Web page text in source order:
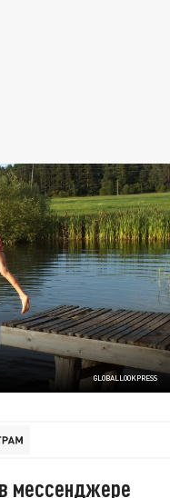
GLOBALLOOKPRESS
мессенджере